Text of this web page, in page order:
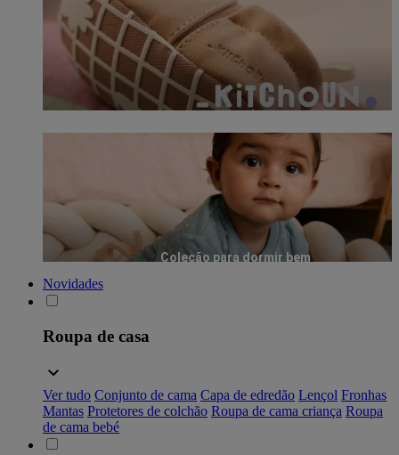
Coleção para dormir bem
Novidades
Roupa de casa
Ver tudo Conjunto de cama Capa de edredão Lençol Fronhas
Mantas Protetores de colchão Roupa de cama criança Roupa
de cama bebé